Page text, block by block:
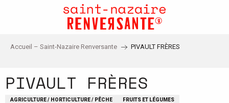
principal
Accueil – Saint-Nazaire Renversante PIVAULT FRÈRES
PIVAULT FRÈRES
AGRICULTURE / HORTICULTURE / PÊCHE FRUITS ET LÉGUMES